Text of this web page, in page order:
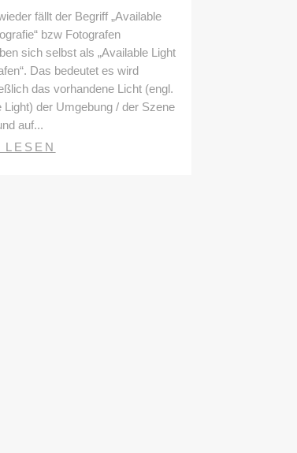
fällt der Begriff „Available
bzw Fotografen
sich selbst als „Available Light
Das bedeutet es wird
das vorhandene Licht (engl.
Light) der Umgebung / der Szene
auf...
LESEN